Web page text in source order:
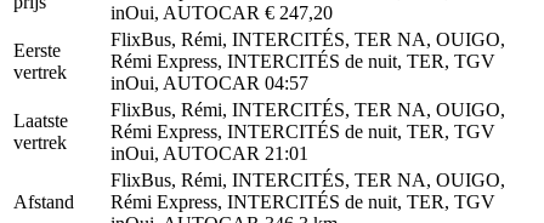
inOui, AUTOCAR € 247,20
Eerste
vertrek
FlixBus, Rémi, INTERCITÉS, TER NA, OUIGO,
Rémi Express, INTERCITÉS de nuit, TER, TGV
inOui, AUTOCAR 04:57
Laatste
vertrek
FlixBus, Rémi, INTERCITÉS, TER NA, OUIGO,
Rémi Express, INTERCITÉS de nuit, TER, TGV
inOui, AUTOCAR 21:01
Afstand
FlixBus, Rémi, INTERCITÉS, TER NA, OUIGO,
Rémi Express, INTERCITÉS de nuit, TER, TGV